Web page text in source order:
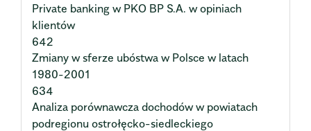
Private banking w PKO BP S.A. w opiniach
klientów
642
Zmiany w sferze ubóstwa w Polsce w latach
1980-2001
634
Analiza porównawcza dochodów w powiatach
podregionu ostrołęcko-siedleckiego